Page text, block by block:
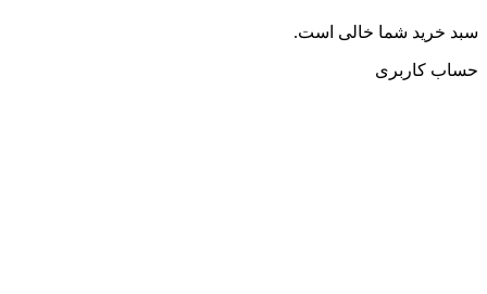
سبد خرید شما خالی است.
حساب کاربری